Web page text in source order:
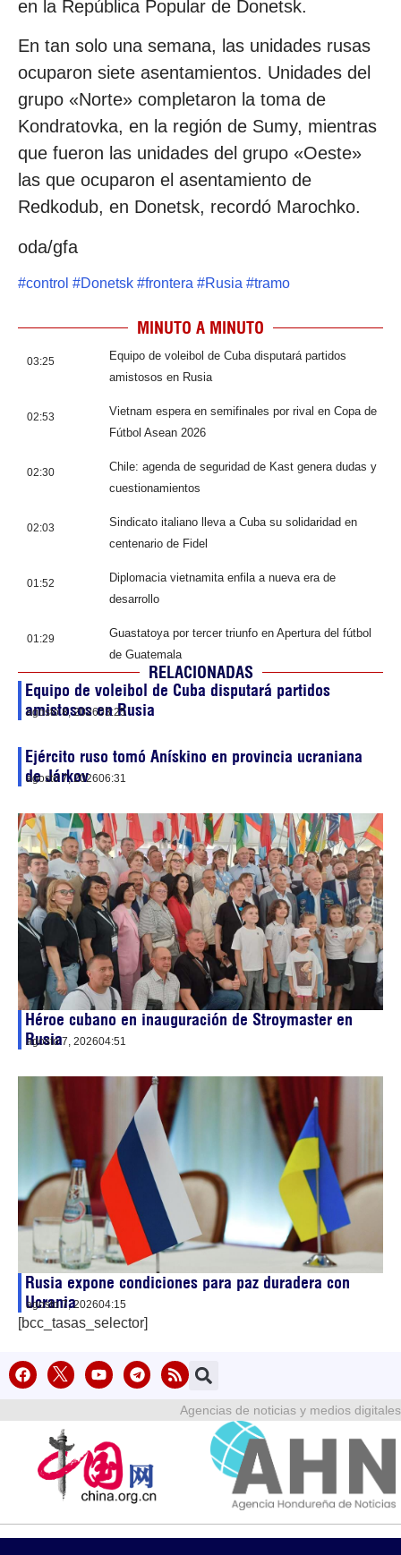
en la República Popular de Donetsk.
En tan solo una semana, las unidades rusas
ocuparon siete asentamientos. Unidades del
grupo «Norte» completaron la toma de
Kondratovka, en la región de Sumy, mientras
que fueron las unidades del grupo «Oeste»
las que ocuparon el asentamiento de
Redkodub, en Donetsk, recordó Marochko.
oda/gfa
#control #Donetsk #frontera #Rusia #tramo
MINUTO A MINUTO
03:25
Equipo de voleibol de Cuba disputará partidos
amistosos en Rusia
02:53
Vietnam espera en semifinales por rival en Copa de
Fútbol Asean 2026
02:30
Chile: agenda de seguridad de Kast genera dudas y
cuestionamientos
02:03
Sindicato italiano lleva a Cuba su solidaridad en
centenario de Fidel
01:52
Diplomacia vietnamita enfila a nueva era de
desarrollo
01:29
Guastatoya por tercer triunfo en Apertura del fútbol
de Guatemala
RELACIONADAS
Equipo de voleibol de Cuba disputará partidos
amistosos en Rusia
agosto 8, 202603:25
Ejército ruso tomó Anískino en provincia ucraniana
de Járkov
agosto 7, 202606:31
Héroe cubano en inauguración de Stroymaster en
Rusia
agosto 7, 202604:51
Rusia expone condiciones para paz duradera con
Ucrania
agosto 7, 202604:15
[bcc_tasas_selector]
Agencias de noticias y medios digitales